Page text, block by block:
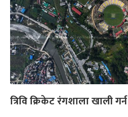
त्रिवि क्रिकेट रंगशाला खाली